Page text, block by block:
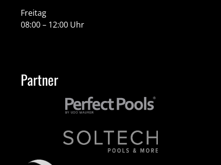
Freitag
08:00 – 12:00 Uhr
Partner